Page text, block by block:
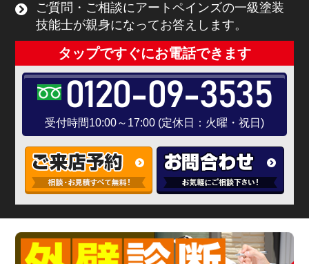
ご質問・ご相談にアートペインズの一級塗装
技能士が親身になってお答えします。
タップですぐにお電話できます
0120-09-3535
受付時間10:00～17:00 (定休日：火曜・祝日)